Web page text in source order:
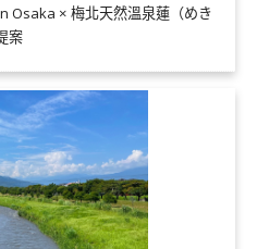
Osaka × 梅北天然溫泉蓮（めき
案